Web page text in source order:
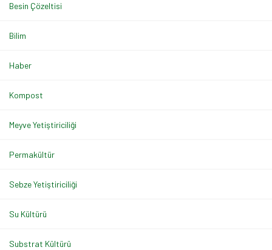
Besin Çözeltisi
Bilim
Haber
Kompost
Meyve Yetiştiriciliği
Permakültür
Sebze Yetiştiriciliği
Su Kültürü
Substrat Kültürü